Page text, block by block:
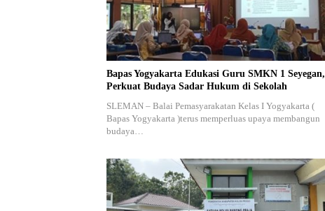
Bapas Yogyakarta Edukasi Guru SMKN 1 Seyegan,
Perkuat Budaya Sadar Hukum di Sekolah
SLEMAN – Balai Pemasyarakatan Kelas I Yogyakarta (
Bapas Yogyakarta )terus memperluas upaya membangun
budaya…